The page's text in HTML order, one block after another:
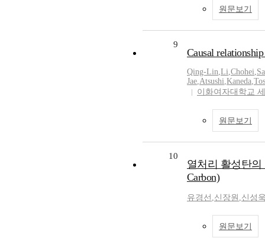
원문보기
9
Causal
Qing-Lin,Li,Chohei,
Jae,Atsushi,Kaneda,
이화여자대학교
원문보기
10
열처리 활성탄의
Carbon)
유경선 ,신장원 ,신성
원문보기